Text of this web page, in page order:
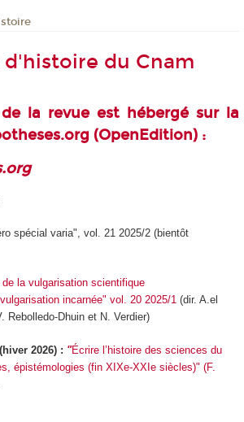
d'histoire du Cnam
la revue est hébergé sur la
(OpenEdition):
spécial varia", vol. 21 2025/2 (bientôt
la vulgarisation scientifique
incarnée" vol. 20 2025/1(dir. A.el
Rebolledo-Dhuin et N. Verdier)
2026) : "Écrire l’histoire des sciences du
épistémologies (fin XIXe-XXIe siècles)" (F.